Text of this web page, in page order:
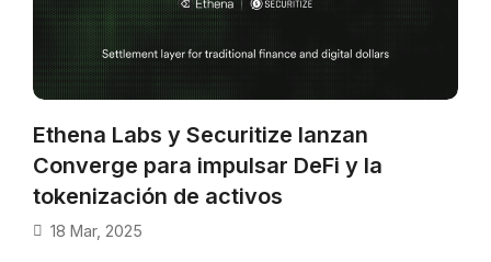
Ethena Labs y Securitize lanzan
Converge para impulsar DeFi y la
tokenización de activos
18 Mar, 2025